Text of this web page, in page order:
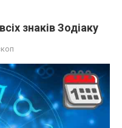
знаків Зодіаку